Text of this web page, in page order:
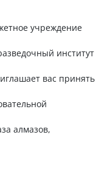
учреждение
институт
вас принять
алмазов,